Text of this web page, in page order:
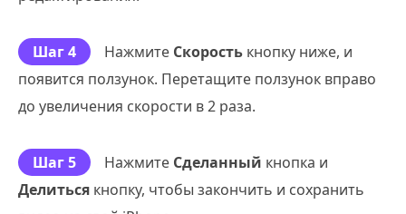
Шаг 4 Нажмите Скорость кнопку ниже, и
появится ползунок. Перетащите ползунок вправо
до увеличения скорости в 2 раза.
Шаг 5 Нажмите Сделанный кнопка и
Делиться кнопку, чтобы закончить и сохранить